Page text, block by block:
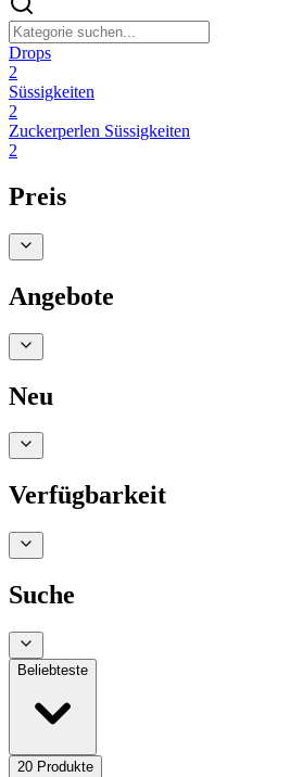
Drops
2
Süssigkeiten
2
Zuckerperlen Süssigkeiten
2
Preis
Angebote
Neu
Verfügbarkeit
Suche
Beliebteste
20 Produkte